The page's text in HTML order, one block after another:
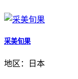
采美旬果
地区：日本